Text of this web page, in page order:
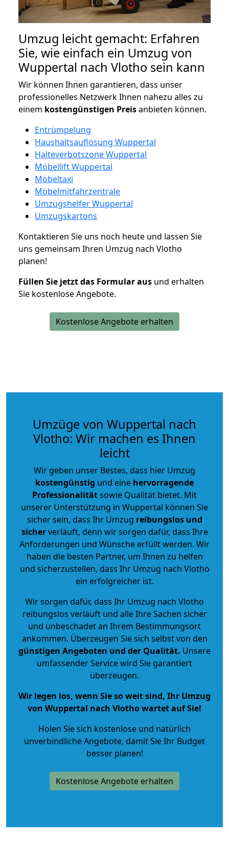
Umzug leicht gemacht: Erfahren
Sie, wie einfach ein Umzug von
Wuppertal nach Vlotho sein kann
Wir können Ihnen garantieren, dass unser
professionelles Netzwerk Ihnen nahezu alles zu
einem kostengünstigen Preisanbieten können.
Entrümpelung
Haushaltsauflösung Wuppertal
Halteverbotszone Wuppertal
Möbellift Wuppertal
Möbeltaxi
Möbelmitfahrzentrale
Umzugshelfer Wuppertal
Umzugskartons
Kontaktieren Sie uns noch heute und lassen Sie
uns gemeinsam Ihren Umzug nach Vlotho
planen!
Füllen Sie jetzt das Formular aus und erhalten
Sie kostenlose Angebote.
Kostenlose Angebote erhalten
Umzüge von Wuppertal nach
Vlotho: Wir machen es Ihnen
leicht
Wir geben unser Bestes, dass hier Umzug
kostengünstig und eine hervorragende
Professionalitätsowie Qualität bietet. Mit
unserer Unterstützung in Wuppertal können Sie
sicher sein, dass Ihr Umzug reibungslos und
sicherverläuft, denn wir sorgen dafür, dass Ihre
Anforderungen und Wünsche erfüllt werden. Wir
haben die besten Partner, um Ihnen zu helfen
und sicherzustellen, dass Ihr Umzug nach Vlotho
ein erfolgreicher ist.
Wir sorgen dafür, dass Ihr Umzug nach Vlotho
reibungslos verläuft und alle Ihre Sachen sicher
und unbeschadet an Ihrem Bestimmungsort
ankommen. Überzeugen Sie sich selbst von den
günstigen Angeboten und der Qualität. Unsere
umfassender Service wird Sie garantiert
überzeugen.
Wir legen los, wenn Sie so weit sind, Ihr Umzug
von Wuppertal nach Vlotho wartet auf Sie!
Holen Sie sich kostenlose und natürlich
unverbindliche Angebote, damit Sie Ihr Budget
besser planen!
Kostenlose Angebote erhalten